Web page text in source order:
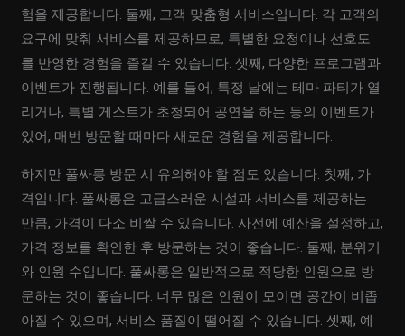
험을 제공합니다. 둘째, 고객 맞춤형 서비스입니다. 각 고객의
요구에 맞춰 서비스를 제공하므로, 특별한 요청이나 선호도
를 반영한 경험을 즐길 수 있습니다. 셋째, 다양한 프로그램과
이벤트가 진행됩니다. 예를 들어, 특정 날에는 테마 파티가 열
리거나, 특별 게스트가 초청되어 공연을 하는 등의 이벤트가
있어, 매번 방문할 때마다 새로운 경험을 제공합니다.
하지만 풀싸롱 방문 시 유의해야 할 점도 있습니다. 첫째, 가
격입니다. 풀싸롱은 고급스러운 시설과 서비스를 제공하는
만큼, 가격이 다소 비쌀 수 있습니다. 사전에 예산을 설정하고,
가격 정보를 확인한 후 방문하는 것이 좋습니다. 둘째, 분위기
와 인원 수입니다. 풀싸롱은 일반적으로 적당한 인원으로 방
문하는 것이 좋습니다. 너무 많은 인원이 모이면 공간이 비좁
아질 수 있으며, 서비스 품질이 떨어질 수 있습니다. 셋째, 예